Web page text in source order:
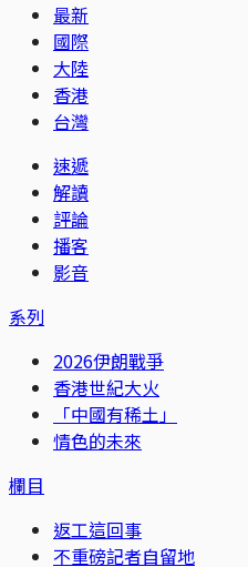
最新
國際
大陸
香港
台灣
速遞
解讀
評論
播客
影音
系列
2026伊朗戰爭
香港世紀大火
「中國有稀土」
情色的未來
欄目
返工這回事
不重磅記者自留地